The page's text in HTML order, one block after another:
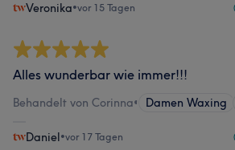
Veronika•vor 15 Tagen
Alles wunderbar wie immer!!!
Behandelt von Corinna• Damen Waxing
Daniel•vor 17 Tagen